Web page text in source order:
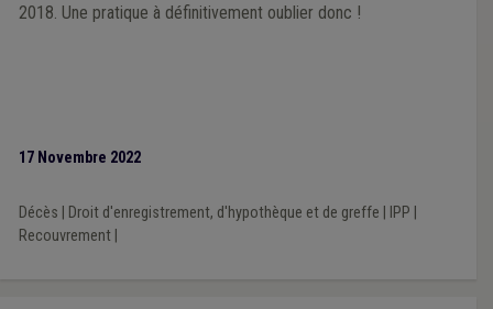
2018. Une pratique à définitivement oublier donc !
17 Novembre 2022
Décès Droit d'enregistrement, d'hypothèque et de greffe IPP
Recouvrement|